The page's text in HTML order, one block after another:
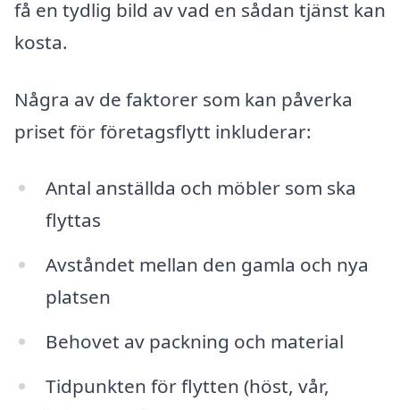
få en tydlig bild av vad en sådan tjänst kan
kosta.
Några av de faktorer som kan påverka
priset för företagsflytt inkluderar:
Antal anställda och möbler som ska
flyttas
Avståndet mellan den gamla och nya
platsen
Behovet av packning och material
Tidpunkten för flytten (höst, vår,